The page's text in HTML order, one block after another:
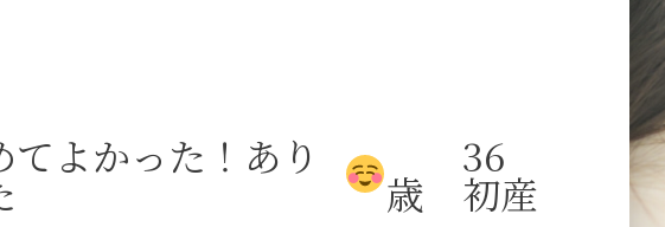
よかった！あり 36
歳 初産